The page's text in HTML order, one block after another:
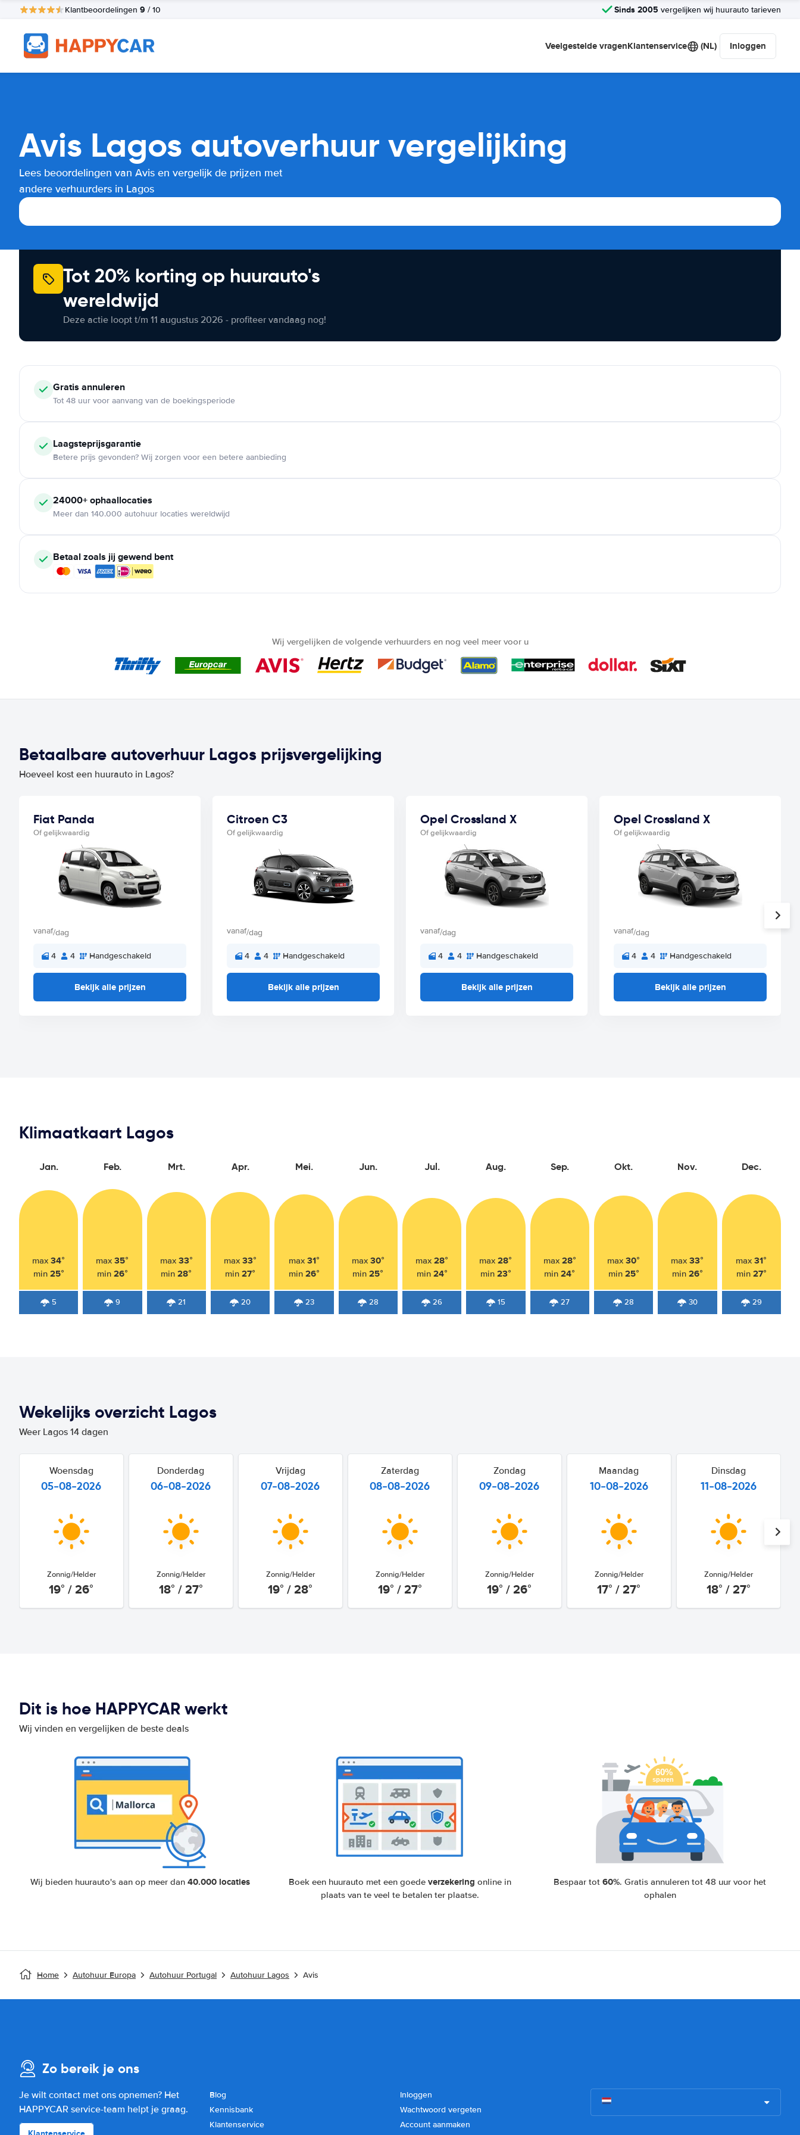
Klantbeoordelingen 9 / 10 Sinds 2005 vergelijken wij huurauto tarieven
Veelgestelde vragenKlantenservice (NL) Inloggen
Avis Lagos autoverhuur vergelijking
Lees beoordelingen van Avis en vergelijk de prijzen met
andere verhuurders in Lagos
Tot 20% korting op huurauto's
wereldwijd
Deze actie loopt t/m 11 augustus 2026 - profiteer vandaag nog!
Gratis annuleren
Tot 48 uur voor aanvang van de boekingsperiode
Laagsteprijsgarantie
Betere prijs gevonden? Wij zorgen voor een betere aanbieding
24000+ ophaallocaties
Meer dan 140.000 autohuur locaties wereldwijd
Betaal zoals jij gewend bent
Wij vergelijken de volgende verhuurders en nog veel meer voor u
Betaalbare autoverhuur Lagos prijsvergelijking
Hoeveel kost een huurauto in Lagos?
Fiat Panda
Of gelijkwaardig
vanaf/dag
4 4 Handgeschakeld
Bekijk alle prijzen
Citroen C3
Of gelijkwaardig
vanaf/dag
4 4 Handgeschakeld
Bekijk alle prijzen
Opel Crossland X
Of gelijkwaardig
vanaf/dag
4 4 Handgeschakeld
Bekijk alle prijzen
Opel Crossland X
Of gelijkwaardig
vanaf/dag
4 4 Handgeschakeld
Bekijk alle prijzen
Klimaatkaart Lagos
Jan.
max34°
min 25°
5
Feb.
max35°
min 26°
9
Mrt.
max 33°
min28°
21
Apr.
max33°
min27°
20
Mei.
max 31°
min 26°
23
Jun.
max 30°
min25°
28
Jul.
max28°
min 24°
26
Aug.
max28°
min 23°
15
Sep.
max 28°
min24°
27
Okt.
max30°
min 25°
28
Nov.
max33°
min 26°
30
Dec.
max31°
min 27°
29
Wekelijks overzicht Lagos
Weer Lagos 14 dagen
Woensdag
05-08-2026
Zonnig/Helder
19° / 26°
Donderdag
06-08-2026
Zonnig/Helder
18° / 27°
Vrijdag
07-08-2026
Zonnig/Helder
19° / 28°
Zaterdag
08-08-2026
Zonnig/Helder
19° / 27°
Zondag
09-08-2026
Zonnig/Helder
19° / 26°
Maandag
10-08-2026
Zonnig/Helder
17° / 27°
Dinsdag
11-08-2026
Zonnig/Helder
18° / 27°
Dit is hoe HAPPYCAR werkt
Wij vinden en vergelijken de beste deals
Wij bieden huurauto's aan op meer dan 40.000 locaties Boek een huurauto met een goede verzekering online in
plaats van te veel te betalen ter plaatse.
Bespaar tot60%. Gratis annuleren tot 48 uur voor het
ophalen
Home Autohuur Europa Autohuur Portugal Autohuur Lagos Avis
Zo bereik je ons
Je wilt contact met ons opnemen? Het
HAPPYCAR service-team helpt je graag.
Blog
Kennisbank
Klantenservice
Inloggen
Wachtwoord vergeten
Account aanmaken